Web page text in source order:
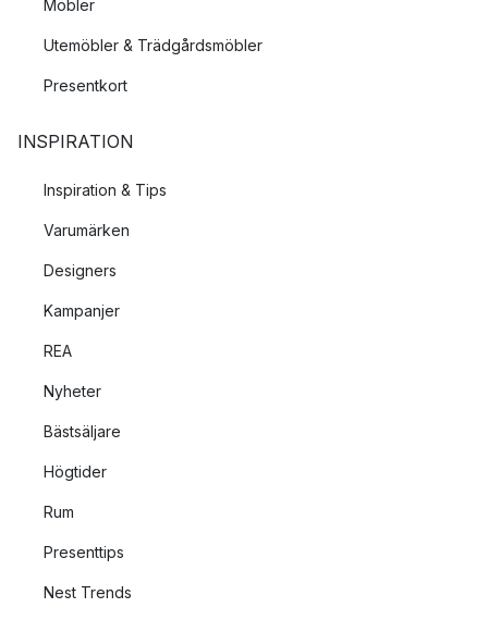
Möbler
Utemöbler & Trädgårdsmöbler
Presentkort
INSPIRATION
Inspiration & Tips
Varumärken
Designers
Kampanjer
REA
Nyheter
Bästsäljare
Högtider
Rum
Presenttips
Nest Trends